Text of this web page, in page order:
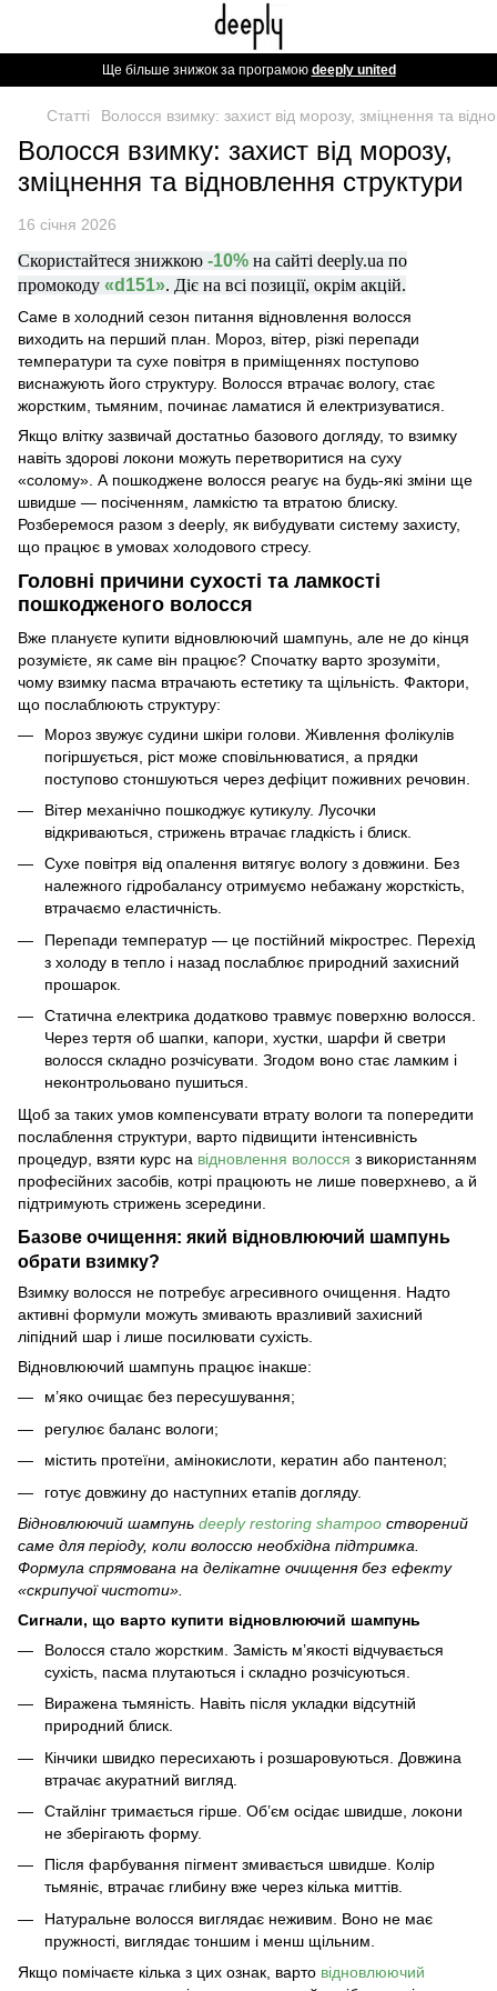
Ще більше знижок за програмою deeply united
Статті Волосся взимку: захист від морозу, зміцнення та
Волосся взимку: захист від морозу,
зміцнення та відновлення структури
16 січня 2026
Скористайтеся знижкою -10% на сайті deeply.ua по
промокоду «d151». Діє на всі позиції, окрім акцій.
Саме в холодний сезон питання відновлення волосся
виходить на перший план. Мороз, вітер, різкі перепади
температури та сухе повітря в приміщеннях поступово
виснажують його структуру. Волосся втрачає вологу, стає
жорстким, тьмяним, починає ламатися й електризуватися.
Якщо влітку зазвичай достатньо базового догляду, то взимку
навіть здорові локони можуть перетворитися на суху
«солому». А пошкоджене волосся реагує на будь-які зміни ще
швидше — посіченням, ламкістю та втратою блиску.
Розберемося разом з deeply, як вибудувати систему захисту,
що працює в умовах холодового стресу.
Головні причини сухості та ламкості
пошкодженого волосся
Вже плануєте купити відновлюючий шампунь, але не до кінця
розумієте, як саме він працює? Спочатку варто зрозуміти,
чому взимку пасма втрачають естетику та щільність. Фактори,
що послаблюють структуру:
Мороз звужує судини шкіри голови. Живлення фолікулів
погіршується, ріст може сповільнюватися, а прядки
поступово стоншуються через дефіцит поживних речовин.
Вітер механічно пошкоджує кутикулу. Лусочки
відкриваються, стрижень втрачає гладкість і блиск.
Сухе повітря від опалення витягує вологу з довжини. Без
належного гідробалансу отримуємо небажану жорсткість,
втрачаємо еластичність.
Перепади температур — це постійний мікрострес. Перехід
з холоду в тепло і назад послаблює природний захисний
прошарок.
Статична електрика додатково травмує поверхню волосся.
Через тертя об шапки, капори, хустки, шарфи й светри
волосся складно розчісувати. Згодом воно стає ламким і
неконтрольовано пушиться.
Щоб за таких умов компенсувати втрату вологи та попередити
послаблення структури, варто підвищити інтенсивність
процедур, взяти курс на відновлення волосся з використанням
професійних засобів, котрі працюють не лише поверхнево, а й
підтримують стрижень зсередини.
Базове очищення: який відновлюючий шампунь
обрати взимку?
Взимку волосся не потребує агресивного очищення. Надто
активні формули можуть змивають вразливий захисний
ліпідний шар і лише посилювати сухість.
Відновлюючий шампунь працює інакше:
м’яко очищає без пересушування;
регулює баланс вологи;
містить протеїни, амінокислоти, кератин або пантенол;
готує довжину до наступних етапів догляду.
Відновлюючий шампунь deeply restoring shampoo створений
саме для періоду, коли волоссю необхідна підтримка.
Формула спрямована на делікатне очищення без ефекту
«скрипучої чистоти».
Сигнали, що варто купити відновлюючий шампунь
Волосся стало жорстким. Замість м’якості відчувається
сухість, пасма плутаються і складно розчісуються.
Виражена тьмяність. Навіть після укладки відсутній
природний блиск.
Кінчики швидко пересихають і розшаровуються. Довжина
втрачає акуратний вигляд.
Стайлінг тримається гірше. Об’єм осідає швидше, локони
не зберігають форму.
Після фарбування пігмент змивається швидше. Колір
тьмяніє, втрачає глибину вже через кілька миттів.
Натуральне волосся виглядає неживим. Воно не має
пружності, виглядає тоншим і менш щільним.
Якщо помічаєте кілька з цих ознак, варто відновлюючий